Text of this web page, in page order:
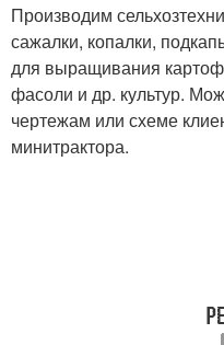
Производим
сажалки, копалки,
для выращивания
фасоли и др. культур.
чертежам или схеме
минитрактора.